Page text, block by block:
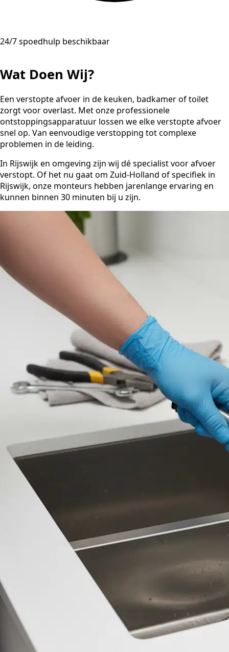
24/7 spoedhulp beschikbaar
Wat Doen Wij?
Een verstopte afvoer in de keuken, badkamer of toilet
zorgt voor overlast. Met onze professionele
ontstoppingsapparatuur lossen we elke verstopte afvoer
snel op. Van eenvoudige verstopping tot complexe
problemen in de leiding.
In Rijswijk en omgeving zijn wij dé specialist voor afvoer
verstopt. Of het nu gaat om Zuid-Holland of specifiek in
Rijswijk, onze monteurs hebben jarenlange ervaring en
kunnen binnen 30 minuten bij u zijn.